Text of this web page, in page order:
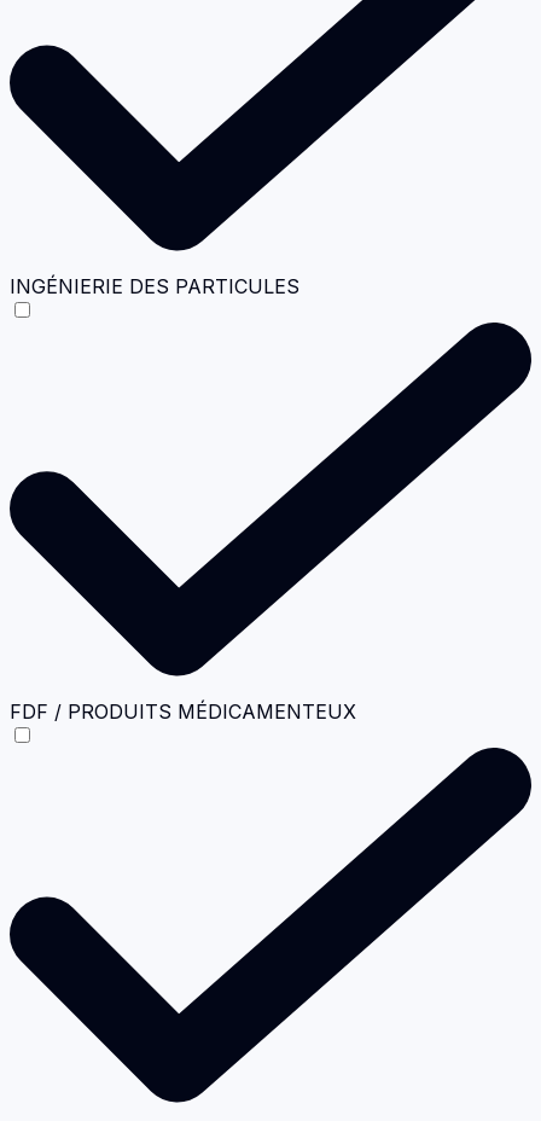
INGÉNIERIE DES PARTICULES
FDF / PRODUITS MÉDICAMENTEUX